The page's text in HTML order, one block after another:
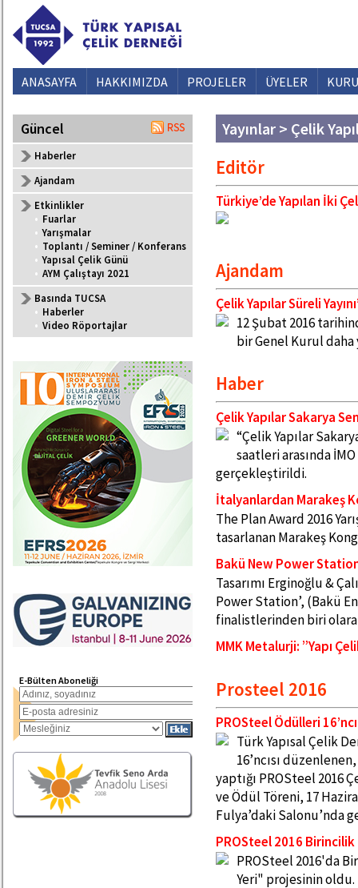
ANASAYFA HAKKIMIZDA PROJELER ÜYELER
Güncel
Haberler
Ajandam
Etkinlikler
• Fuarlar
• Yarışmalar
• Toplantı / Seminer / Konferans
• Yapısal Çelik Günü
• AYM Çalıştayı 2021
Basında TUCSA
• Haberler
• Video Röportajlar
E-Bülten Aboneliği
Yayınlar > Çelik
Editör
Türkiye’de Yapılan İki
Ajandam
Çelik Yapılar Süreli
12 Şubat 2016
bir Genel Kurul daha
Haber
Çelik Yapılar Sakarya
“Çelik Yapılar
saatleri arasında
gerçekleştirildi.
İtalyanlardan Marakeş
The Plan Award 2016
tasarlanan Marakeş
Bakü New Power
Tasarımı Erginoğlu &
Power Station’, (Bakü
finalistlerinden biri
MMK Metalurji: ”Yapı
Prosteel 2016
PROSteel Ödülleri
Türk Yapısal Çelik
16’ncısı
yaptığı PROSteel 2016
ve Ödül Töreni, 17
Fulya’daki Salonu’nda
PROSteel 2016
PROSteel 2016'da
Yeri" projesinin oldu.